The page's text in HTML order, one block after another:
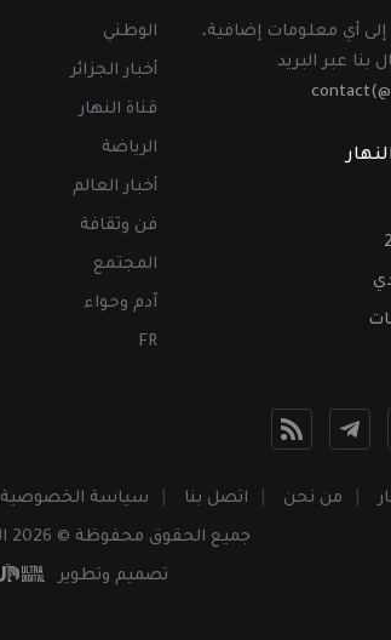
إلى أي معلومات إضافية،
بنا عبر البريد
الوطني
أخبار الجزائر
قناة النهار
الرياضة
أخبار العالم
فن وثقافة
المجتمع
آدم وحواء
FR
من نحن اتصل بنا سياسة الخصوصية
جميع الحقوق محفوظة © 2026 النهار أونلاين
تصميم وتطوير